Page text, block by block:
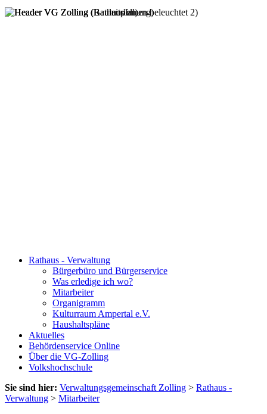
Rathaus - Verwaltung
Bürgerbüro und Bürgerservice
Was erledige ich wo?
Mitarbeiter
Organigramm
Kulturraum Ampertal e.V.
Haushaltspläne
Aktuelles
Behördenservice Online
Über die VG-Zolling
Volkshochschule
Sie sind hier: Verwaltungsgemeinschaft Zolling > Rathaus -
Verwaltung > Mitarbeiter